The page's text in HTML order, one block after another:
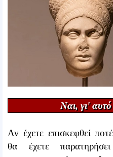
Ναι, γι' αυτό
Αν έχετε επισκεφθεί
θα έχετε